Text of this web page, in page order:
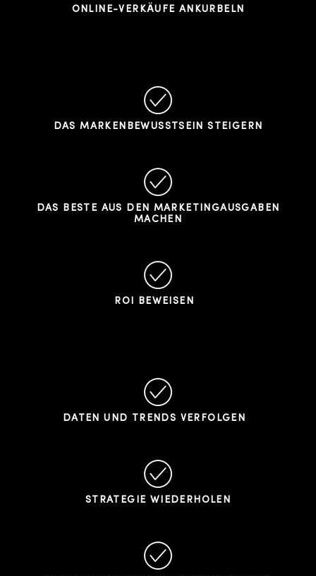
ONLINE-VERKÄUFE ANKURBELN
DAS MARKENBEWUSSTSEIN STEIGERN
DAS BESTE AUS DEN MARKETINGAUSGABEN
MACHEN
ROI BEWEISEN
DATEN UND TRENDS VERFOLGEN
STRATEGIE WIEDERHOLEN